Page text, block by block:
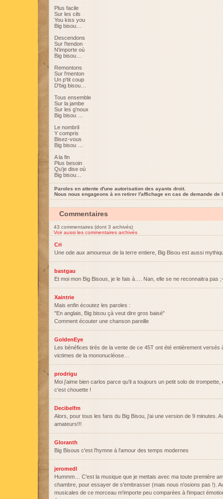
Plus facile
Sur les cils
You kiss you
Big bisou…
Descendons
Sur l'tendon
N'importe où
Big bisou…
Remontons
Sur l'menton
Un p'tit coup
D'big bisou…
Tous ensemble
Sur la jambe
Sur les g'noux
Big bisou …
Le nombril
Y compris
Bisez-vous
Big bisou …
A la fin
Plus besoin
Qu'je dise où
Big bisou…
Paroles en attente d'une autorisation des ayants droit.
Nous nous engageons à en retirer l'affichage en cas de demande de
Commentaires
43 commentaires (dont 3 archivés)
Voir aussi les commentaires archivés
Cri
Une ode aux amoureux de la terre entiere, Big Bisou est aussi
bastgau
Et moi mon Big Bisous, je le fais à…. Nan, elle se ne reconnaitra pas
Xaintrie
Mais enfin écoutez les paroles :
"En anglais, Big bisou çà veut dire gros baisé"
Comment écouter une chanson pareille
GoldenEye
Les bénéfices tirés de la vente de ce 45T ont été entièrement versés
victimes de la mononucléose…
prodrigu
Moi j'aime bien carlos parce qu'il a toujours un petit solo de trompette,
c'est chouette !
Decibelfm
Alors, pour tous les fans du Big Bisou, j'ai une version de 9 minutes.
amateurs!!!
Gloranth
Big Bisous c'est l'hymne à l'amour des temps modernes
jeromedl
Hummm… C'est la musique que je mettais avec ma toute première
chambre, pour essayer de s'embrasser (mais nous n'osions pas !).
musicales de ce morceau m'importe peu comparées à l'impact